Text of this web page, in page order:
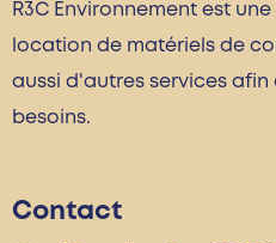
R3C Environnement est
location de matériels de
aussi d'autres services
besoins.
Contact